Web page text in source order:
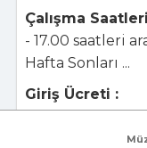
Çalışma
- 17.00 saatleri
Hafta Sonları ...
Giriş Ücreti :